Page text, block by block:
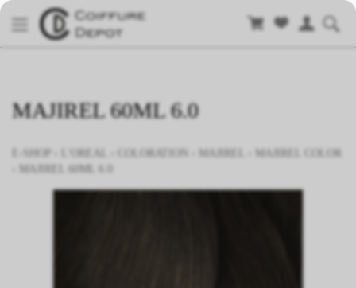
MAJIREL 60ML 6.0